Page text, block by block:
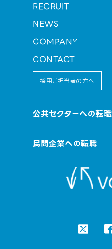
RECRUIT
NEWS
COMPANY
CONTACT
採用ご担当者の方へ
公共セクターへの転職
民間企業への転職